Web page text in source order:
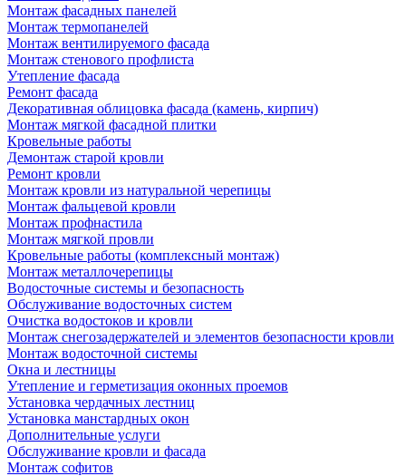
Монтаж фасадных панелей
Монтаж термопанелей
Монтаж вентилируемого фасада
Монтаж стенового профлиста
Утепление фасада
Ремонт фасада
Декоративная облицовка фасада (камень, кирпич)
Монтаж мягкой фасадной плитки
Кровельные работы
Демонтаж старой кровли
Ремонт кровли
Монтаж кровли из натуральной черепицы
Монтаж фальцевой кровли
Монтаж профнастила
Монтаж мягкой провли
Кровельные работы (комплексный монтаж)
Монтаж металлочерепицы
Водосточные системы и безопасность
Обслуживание водосточных систем
Очистка водостоков и кровли
Монтаж снегозадержателей и элементов безопасности кровли
Монтаж водосточной системы
Окна и лестницы
Утепление и герметизация оконных проемов
Установка чердачных лестниц
Установка манстардных окон
Дополнительные услуги
Обслуживание кровли и фасада
Монтаж софитов